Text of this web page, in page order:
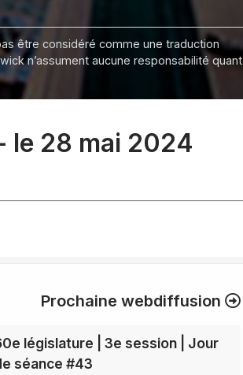
être considéré comme une traduction
n’assument aucune responsabilité quant
le 28 mai 2024
Prochaine webdiffusion
législature | 3e session | Jour
séance #43